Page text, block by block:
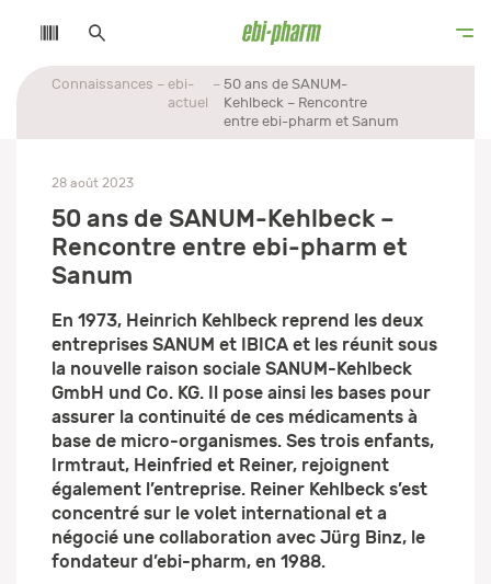
Connaissances
ebi-
actuel
50 ans de SANUM-
Kehlbeck – Rencontre
entre ebi-pharm et Sanum
28 août 2023
50 ans de SANUM-Kehlbeck –
Rencontre entre ebi-pharm et
Sanum
En 1973, Heinrich Kehlbeck reprend les deux
entreprises SANUM et IBICA et les réunit sous
la nouvelle raison sociale SANUM-Kehlbeck
GmbH und Co. KG. Il pose ainsi les bases pour
assurer la continuité de ces médicaments à
base de micro-organismes. Ses trois enfants,
Irmtraut, Heinfried et Reiner, rejoignent
également l’entreprise. Reiner Kehlbeck s’est
concentré sur le volet international et a
négocié une collaboration avec Jürg Binz, le
fondateur d’ebi-pharm, en 1988.